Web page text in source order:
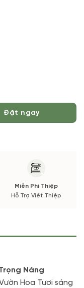
thể thay đổi theo
cắm, tone màu
Đặt ngay
Miễn Phí Thiệp
Hỗ Trợ Viết Thiệp
Nàng
Hoa Tươi sáng